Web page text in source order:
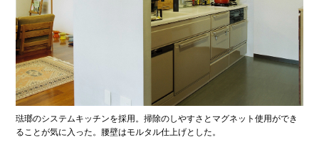
琺瑯のシステムキッチンを採用。掃除のしやすさとマグネット使用ができ
ることが気に入った。腰壁はモルタル仕上げとした。